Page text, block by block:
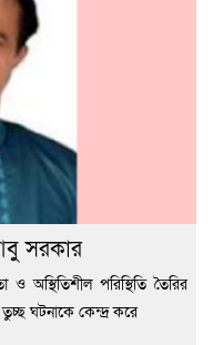
সরকার
অস্থিতিশীল পরিস্থিতি তৈরির
তুচ্ছ ঘটনাকে কেন্দ্র করে